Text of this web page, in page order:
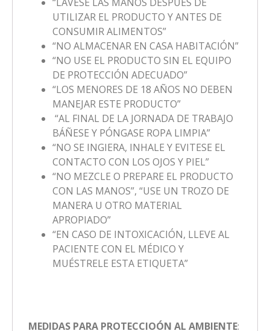
UTILIZAR EL PRODUCTO Y ANTES DE
CONSUMIR ALIMENTOS”
“NO ALMACENAR EN CASA HABITACIÓN”
“NO USE EL PRODUCTO SIN EL EQUIPO
DE PROTECCIÓN ADECUADO”
“LOS MENORES DE 18 AÑOS NO DEBEN
MANEJAR ESTE PRODUCTO”
“AL FINAL DE LA JORNADA DE TRABAJO
BÁÑESE Y PÓNGASE ROPA LIMPIA”
“NO SE INGIERA, INHALE Y EVITESE EL
CONTACTO CON LOS OJOS Y PIEL”
“NO MEZCLE O PREPARE EL PRODUCTO
CON LAS MANOS”, “USE UN TROZO DE
MANERA U OTRO MATERIAL
APROPIADO”
“EN CASO DE INTOXICACIÓN, LLEVE AL
PACIENTE CON EL MÉDICO Y
MUÉSTRELE ESTA ETIQUETA”
MEDIDAS PARA PROTECCIOÓN AL AMBIENTE: